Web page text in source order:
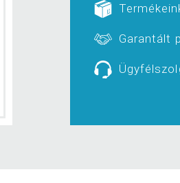
Garantált